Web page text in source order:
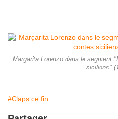
Margarita Lorenzo dans le segment
siciliens"
#Claps de fin